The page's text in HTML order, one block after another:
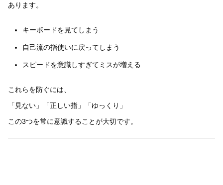
あります。
キーボードを見てしまう
自己流の指使いに戻ってしまう
スピードを意識しすぎてミスが増える
これらを防ぐには、
「見ない」「正しい指」「ゆっくり」
この3つを常に意識することが大切です。